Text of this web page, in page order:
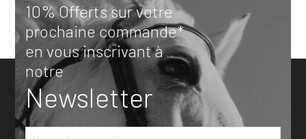
10% Offerts sur votre
prochaine commande*
en vous inscrivant à
notre
Newsletter